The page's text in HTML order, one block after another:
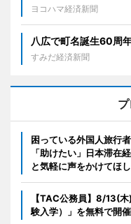
ヨコハマ経済新聞
八広で町名誕生60周
すみだ経済新聞
困っている外国人旅行
「助けたい」日本滞在
と気軽に声をかけてほし
【TAC公務員】8/13(
験入学）」を無料で開